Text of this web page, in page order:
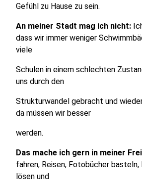
Gefühl zu Hause zu sein.
An meiner Stadt mag ich nicht:
dass wir immer weniger
viele
Schulen in einem schlechten
uns durch den
Strukturwandel gebracht und
da müssen wir besser
werden.
Das mache ich gern in meiner
fahren, Reisen, Fotobücher
lösen und